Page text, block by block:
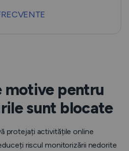
motive pentru
sunt blocate
protejați activitățile online
riscul monitorizării nedorite